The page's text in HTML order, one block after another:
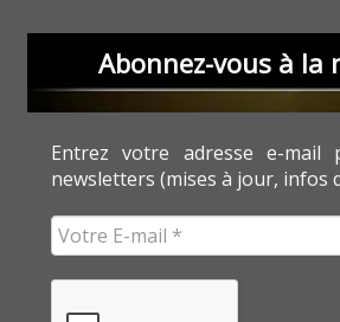
Abonnez-vous à la
Entrez votre adresse e-mail
newsletters (mises à jour, infos